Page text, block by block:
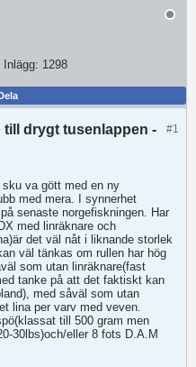
Inlägg: 1298
#1
drygt tusenlappen -
va gött med en ny
med mera. I synnerhet
senaste norgefiskningen. Har
med linräknare och
det väl nåt i liknande storlek
väl tänkas om rullen har hög
som utan linräknare(fast
tanke på att det faktiskt kan
med såväl som utan
lina per varv med veven.
till 500 gram men
30lbs)och/eller 8 fots D.A.M